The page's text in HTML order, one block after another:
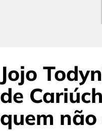
Jojo
de
quem